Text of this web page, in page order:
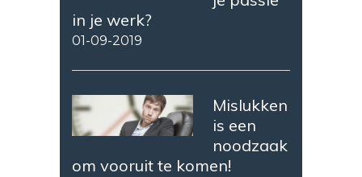
in je werk?
01-09-2019
Mislukken
is een
noodzaak
om vooruit te komen!